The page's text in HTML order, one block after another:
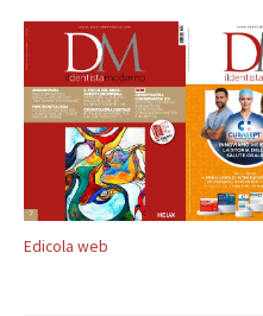
Edicola web